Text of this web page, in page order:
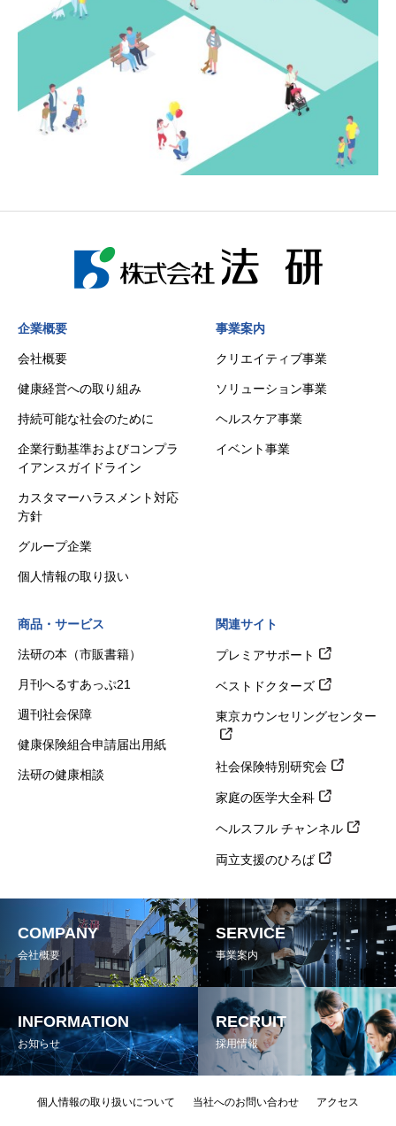
企業概要
会社概要
健康経営への取り組み
持続可能な社会のために
企業行動基準およびコンプラ
イアンスガイドライン
カスタマーハラスメント対応
方針
グループ企業
個人情報の取り扱い
事業案内
クリエイティブ事業
ソリューション事業
ヘルスケア事業
イベント事業
商品・サービス
法研の本（市販書籍）
月刊へるすあっぷ21
週刊社会保障
健康保険組合申請届出用紙
法研の健康相談
関連サイト
プレミアサポート
ベストドクターズ
東京カウンセリングセンター
社会保険特別研究会
家庭の医学大全科
ヘルスフル チャンネル
両立支援のひろば
COMPANY
会社概要
SERVICE
事業案内
INFORMATION
お知らせ
RECRUIT
採用情報
個人情報の取り扱いについて 当社へのお問い合わせ アクセス